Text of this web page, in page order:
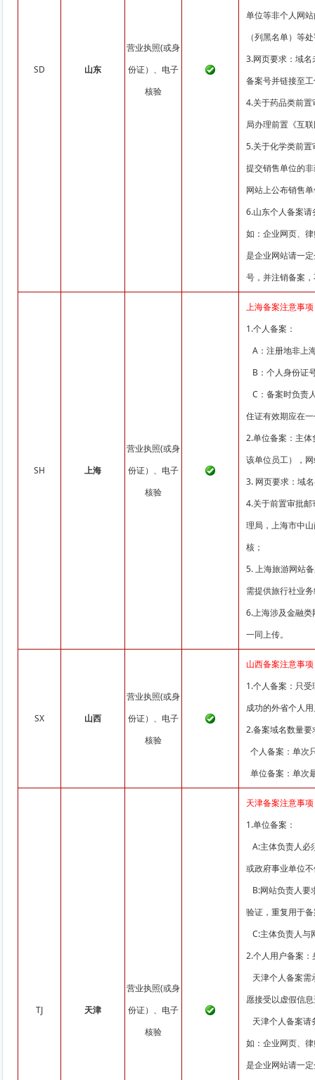
SD 山东
营业执照(或身
份证）、电子
核验
单位等非个人网
（列黑名单）等
3.网页要求：域
备案号并链接至
4.关于药品类前
局办理前置《互
5.关于化学类前
提交销售单位的
网站上公布销售
6.山东个人备案
如：企业网页、
是企业网站请一
号，并注销备案
SH 上海
营业执照(或身
份证）、电子
核验
上海备案注意事项
1.个人备案：
A：注册地非上
B：个人身份证
C：备案时负责
住证有效期应在
2.单位备案：主
该单位员工），
3. 网页要求：域
4.关于前置审批
理局，上海市中
核；
5. 上海旅游网站
需提供旅行社业
6.上海涉及金融
一同上传。
SX 山西
营业执照(或身
份证）、电子
核验
山西备案注意事项
1.个人备案：只
成功的外省个人
2.备案域名数量要
个人备案：单次
单位备案：单次
TJ 天津
营业执照(或身
份证）、电子
核验
天津备案注意事项
1.单位备案：
A:主体负责人必
或政府事业单位
B:网站负责人要
验证，重复用于
C:主体负责人与
2.个人用户备案
天津个人备案需
愿接受以虚假信
天津个人备案请
如：企业网页、
是企业网站请一